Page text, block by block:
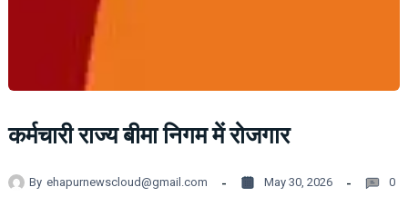
कर्मचारी राज्य बीमा निगम में रोजगार
By ehapurnewscloud@gmail.com May 30, 2026 0